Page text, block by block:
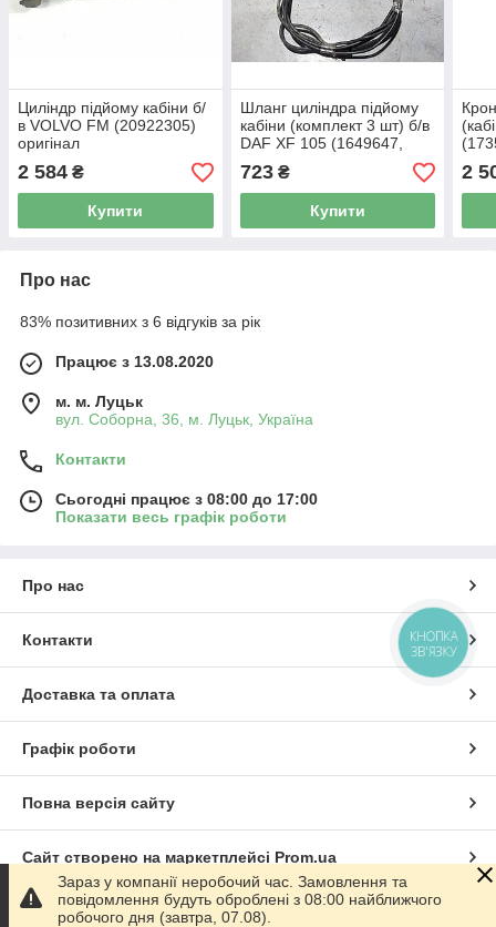
Циліндр підйому кабіни б/
в VOLVO FM (20922305)
оригінал
2 584 ₴
Купити
Шланг циліндра підйому
кабіни (комплект 3 шт) б/в
DAF XF 105 (1649647,
1782452, 1782450)
оригінал
723₴
Купити
2
Про нас
83% позитивних з 6 відгуків за рік
Працює з 13.08.2020
м. м. Луцьк
вул. Соборна, 36, м. Луцьк, Україна
Контакти
Сьогодні працює з 08:00 до 17:00
Показати весь графік роботи
Про нас
Контакти
Доставка та оплата
Графік роботи
Повна версія сайту
Сайт створено на маркетплейсі Prom.ua
Політика конфіденційності
Зараз у компанії неробочий час. Замовлення та
повідомлення будуть оброблені з 08:00 найближчого
робочого дня (завтра, 07.08).
КНОПКА
ЗВ'ЯЗКУ